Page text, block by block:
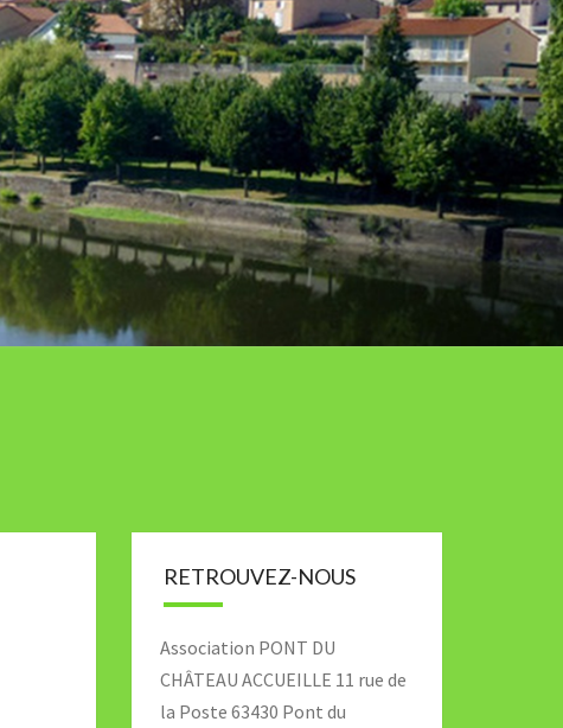
DU
RETROUVEZ-NOUS
Association PONT DU
CHÂTEAU ACCUEILLE 11 rue de
la Poste 63430 Pont du